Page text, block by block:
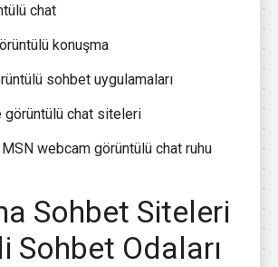
chat
konuşma
sohbet uygulamaları
görüntülü chat siteleri
webcam görüntülü chat ruhu
Sohbet Siteleri
Sohbet Odaları